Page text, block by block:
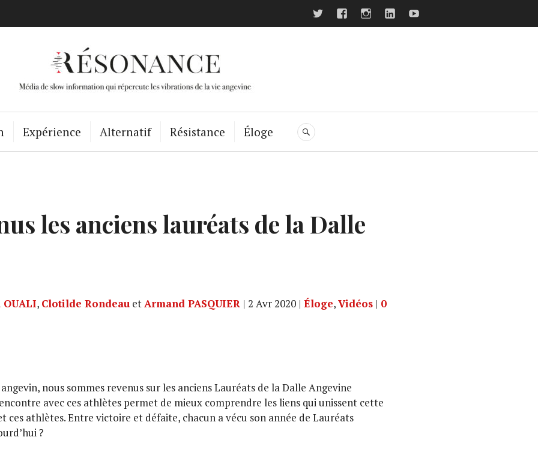
twitterfacebookInstagram
LinkedIn
Résonance Angers
Expérience Alternatif Résistance Éloge RECHERCHE
les anciens lauréats de la Dalle
OUALI, Clotilde Rondeau etArmand PASQUIER | 2 Avr 2020 | Éloge,Vidéos | 0
nous sommes revenus sur les anciens Lauréats de la Dalle Angevine
avec ces athlètes permet de mieux comprendre les liens qui unissent cette
ces athlètes. Entre victoire et défaite, chacun a vécu son année de Lauréats
?